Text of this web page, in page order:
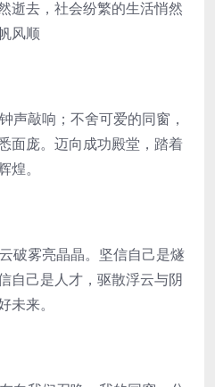
逝去，社会纷繁的生活悄然
风顺
声敲响；不舍可爱的同窗，
面庞。迈向成功殿堂，踏着
。
破雾亮晶晶。坚信自己是燧
自己是人才，驱散浮云与阴
来。